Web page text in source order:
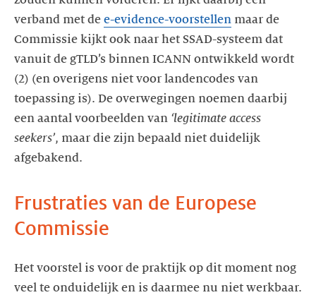
verband met de e-evidence-voorstellen maar de
Commissie kijkt ook naar het SSAD-systeem dat
vanuit de gTLD’s binnen ICANN ontwikkeld wordt
(2) (en overigens niet voor landencodes van
toepassing is). De overwegingen noemen daarbij
een aantal voorbeelden van ‘legitimate access
seekers’, maar die zijn bepaald niet duidelijk
afgebakend.
Frustraties van de Europese
Commissie
Het voorstel is voor de praktijk op dit moment nog
veel te onduidelijk en is daarmee nu niet werkbaar.